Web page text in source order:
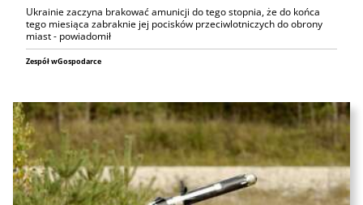
Ukrainie zaczyna brakować amunicji do tego stopnia, że do końca
tego miesiąca zabraknie jej pocisków przeciwlotniczych do obrony
miast - powiadomił
Zespół wGospodarce